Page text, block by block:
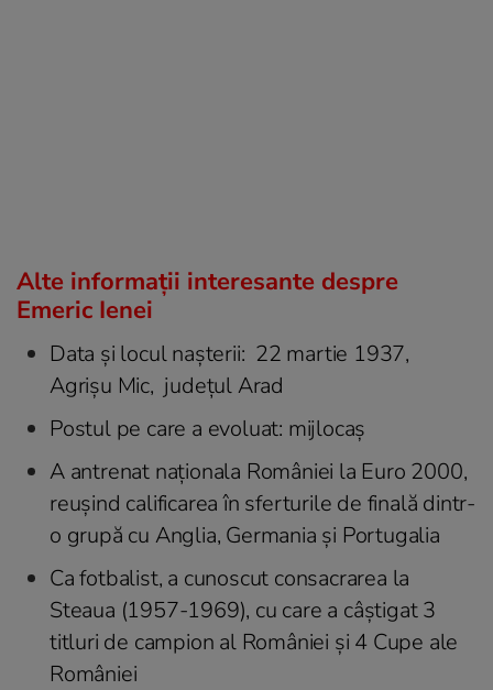
Alte informații interesante despre
Emeric Ienei
Data şi locul naşterii: 22 martie 1937,
Agrişu Mic, judeţul Arad
Postul pe care a evoluat: mijlocaș
A antrenat naționala României la Euro 2000,
reușind calificarea în sferturile de finală dintr-
o grupă cu Anglia, Germania și Portugalia
Ca fotbalist, a cunoscut consacrarea la
Steaua (1957-1969), cu care a câștigat 3
titluri de campion al României și 4 Cupe ale
României